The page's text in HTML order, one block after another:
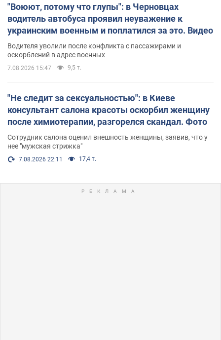
"Воюют, потому что глупы": в Черновцах
водитель автобуса проявил неуважение к
украинским военным и поплатился за это. Видео
Водителя уволили после конфликта с пассажирами и
оскорблений в адрес военных
7.08.2026 15:47 9,5 т.
"Не следит за сексуальностью": в Киеве
консультант салона красоты оскорбил женщину
после химиотерапии, разгорелся скандал. Фото
Сотрудник салона оценил внешность женщины, заявив, что у
нее "мужская стрижка"
7.08.2026 22:11 17,4 т.